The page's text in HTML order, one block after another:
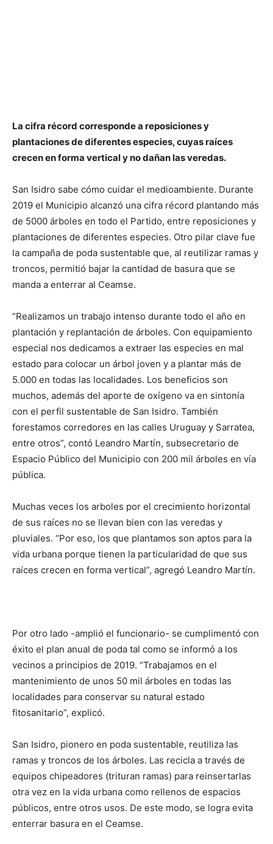
La cifra récord corresponde a reposiciones y
plantaciones de diferentes especies, cuyas raíces
crecen en forma vertical y no dañan las veredas.
San Isidro sabe cómo cuidar el medioambiente. Durante
2019 el Municipio alcanzó una cifra récord plantando más
de 5000 árboles en todo el Partido, entre reposiciones y
plantaciones de diferentes especies. Otro pilar clave fue
la campaña de poda sustentable que, al reutilizar ramas y
troncos, permitió bajar la cantidad de basura que se
manda a enterrar al Ceamse.
“Realizamos un trabajo intenso durante todo el año en
plantación y replantación de árboles. Con equipamiento
especial nos dedicamos a extraer las especies en mal
estado para colocar un árbol joven y a plantar más de
5.000 en todas las localidades. Los beneficios son
muchos, además del aporte de oxígeno va en sintonía
con el perfil sustentable de San Isidro. También
forestamos corredores en las calles Uruguay y Sarratea,
entre otros”, contó Leandro Martín, subsecretario de
Espacio Público del Municipio con 200 mil árboles en vía
pública.
Muchas veces los arboles por el crecimiento horizontal
de sus raíces no se llevan bien con las veredas y
pluviales. “Por eso, los que plantamos son aptos para la
vida urbana porque tienen la particularidad de que sus
raíces crecen en forma vertical”, agregó Leandro Martín.
Por otro lado -amplió el funcionario- se cumplimentó con
éxito el plan anual de poda tal como se informó a los
vecinos a principios de 2019. “Trabajamos en el
mantenimiento de unos 50 mil árboles en todas las
localidades para conservar su natural estado
fitosanitario”, explicó.
San Isidro, pionero en poda sustentable, reutiliza las
ramas y troncos de los árboles. Las recicla a través de
equipos chipeadores (trituran ramas) para reinsertarlas
otra vez en la vida urbana como rellenos de espacios
públicos, entre otros usos. De este modo, se logra evita
enterrar basura en el Ceamse.